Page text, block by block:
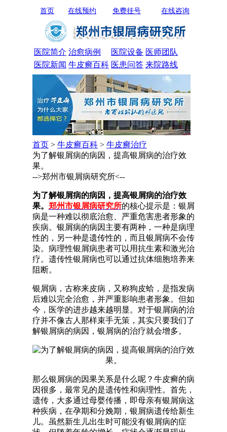
首页 在线咨询
免费挂号
在线预约
医院简介 治愈病例 医院设备 医师团队
医院新闻 牛皮癣百科 医患问答 来院路线
首页 > 牛皮癣百科 > 牛皮癣治疗
为了解银屑病的病因，提高银屑病的治疗效
果。
-->郑州市银屑病研究所<--
为了解银屑病的病因，提高银屑病的治疗效
果。 郑州市银屑病研究所的核心提示是：银屑
病是一种难以彻底治愈、严重危害患者形象的
疾病。银屑病的病因主要有两种，一种是病理
性的，另一种是遗传性的，而且银屑病不会传
染。病理性银屑病患者可以用抗生素和激光治
疗。遗传性银屑病也可以通过抗体细胞培养来
阻断。
银屑病，古称来皮病，又称狗皮蛤，是指发病
后难以完全治愈，并严重影响患者形象。但如
今，医学的进步越来越明显。对于银屑病的治
疗并不像古人那样束手无策，其实只要我们了
解银屑病的病因，银屑病的治疗就会增多。
那么银屑病的因果关系是什么呢？牛皮癣的病
因很多，最常见的是遗传性和病理性。首先，
遗传，大多通过母婴传播，即母亲有银屑病这
种疾病，在孕期和分娩期，银屑病遗传给新生
儿。虽然新生儿出生时可能没有银屑病的症